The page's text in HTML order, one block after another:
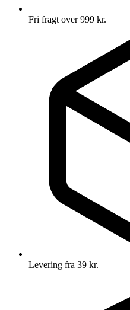
Fri fragt over 999 kr.
Levering fra 39 kr.